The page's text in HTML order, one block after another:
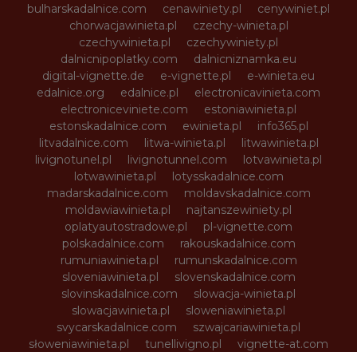
bulharskadalnice.com
cenawiniety.pl
cenywiniet.pl
chorwacjawinieta.pl
czechy-winieta.pl
czechywinieta.pl
czechywiniety.pl
dalnicnipoplatky.com
dalnicniznamka.eu
digital-vignette.de
e-vignette.pl
e-winieta.eu
edalnice.org
edalnice.pl
electronicavinieta.com
electroniceviniete.com
estoniawinieta.pl
estonskadalnice.com
ewinieta.pl
info365.pl
litvadalnice.com
litwa-winieta.pl
litwawinieta.pl
livignotunel.pl
livignotunnel.com
lotvawinieta.pl
lotwawinieta.pl
lotysskadalnice.com
madarskadalnice.com
moldavskadalnice.com
moldawiawinieta.pl
najtanszewiniety.pl
oplatyautostradowe.pl
pl-vignette.com
polskadalnice.com
rakouskadalnice.com
rumuniawinieta.pl
rumunskadalnice.com
sloveniawinieta.pl
slovenskadalnice.com
slovinskadalnice.com
slowacja-winieta.pl
slowacjawinieta.pl
sloweniawinieta.pl
svycarskadalnice.com
szwajcariawinieta.pl
słoweniawinieta.pl
tunellivigno.pl
vignette-at.com